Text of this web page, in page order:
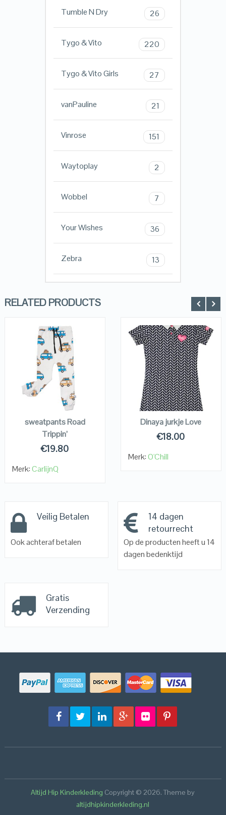
Tumble N Dry 26
Tygo & Vito 220
Tygo & Vito Girls 27
vanPauline 21
Vinrose 151
Waytoplay 2
Wobbel 7
Your Wishes 36
Zebra 13
RELATED PRODUCTS
QUICK LOOK
VIEW DETAILS
KOPEN
sweatpants Road
Trippin’
€19.80
Merk:CarlijnQ
QUICK LOOK
VIEW DETAILS
KOPEN
Dinaya jurkje Love
€18.00
Merk:O'Chill
Veilig Betalen
Ook achteraf betalen
14 dagen
retourrecht
Op de producten heeft u 14
dagen bedenktijd
Gratis
Verzending
Altijd Hip Kinderkleding Copyright © 2026.Theme by
altijdhipkinderkleding.nl